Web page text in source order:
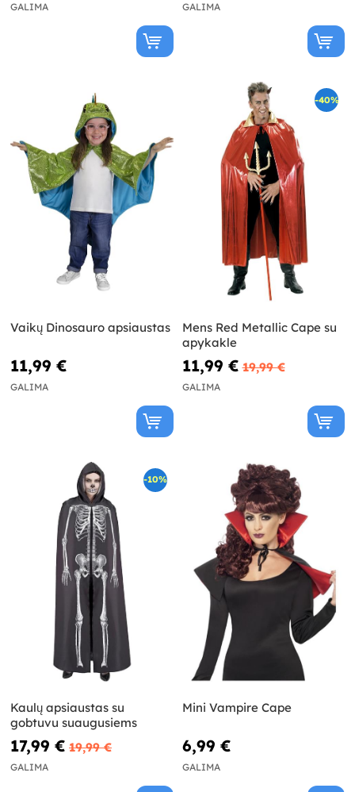
GALIMA GALIMA
Vaikų Dinosauro apsiaustas
11,99 €
GALIMA
-40%
Mens Red Metallic Cape su
apykakle
11,99 € 19,99 €
GALIMA
-10%
Kaulų apsiaustas su
gobtuvu suaugusiems
17,99 € 19,99 €
GALIMA
Mini Vampire Cape
6,99 €
GALIMA